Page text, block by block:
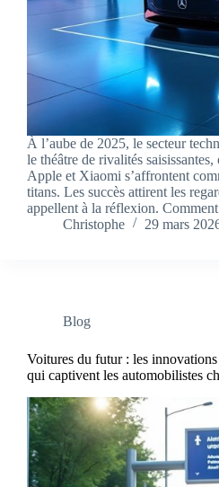
À l’aube de 2025, le secteur
le théâtre de rivalités
Apple et Xiaomi s’affrontent
titans. Les succès attirent les
appellent à la réflexion.
Christophe
29 mars
Blog
Voitures du futur : les
qui captivent les automobilistes